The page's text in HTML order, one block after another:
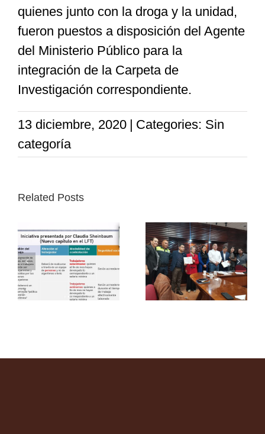
quienes junto con la droga y la unidad,
fueron puestos a disposición del Agente
del Ministerio Público para la
integración de la Carpeta de
Investigación correspondiente.
13 diciembre, 2020 | Categories: Sin
categoría
Related Posts